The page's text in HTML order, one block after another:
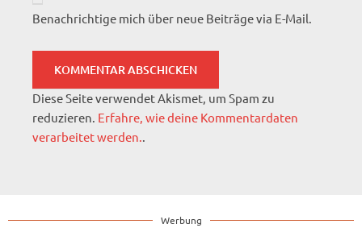
Benachrichtige mich über neue Beiträge via E-Mail.
Diese Seite verwendet Akismet, um Spam zu
reduzieren. Erfahre, wie deine Kommentardaten
verarbeitet werden..
Werbung